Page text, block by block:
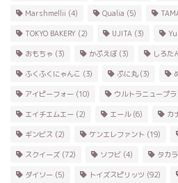
Marshmellii (4) Qualia (5)
TOKYO BAKERY (2) UJITA (3)
おもちゃ (3) かぷえぼ (3) しろた
ふくふくにゃんこ (3) ぷに丸(3)
アイピーフォー (10) ウルトラニュープ
エイチエムエー (2) エール(6) カ
ギンビス (2) ケンエレファント (19)
スクイーズ (72) ソフビ (4) タカ
ダイソー (5) トイズスピリッツ (92)